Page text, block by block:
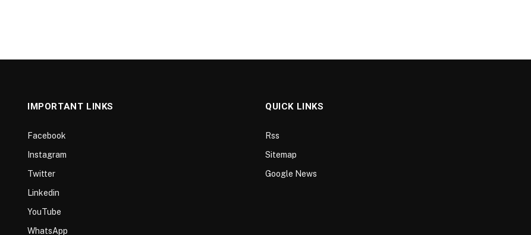
IMPORTANT LINKS
Facebook
Instagram
Twitter
Linkedin
YouTube
WhatsApp
QUICK LINKS
Rss
Sitemap
Google News